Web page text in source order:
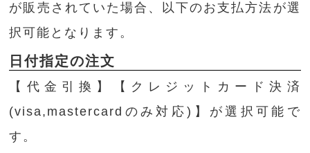
が販売されていた場合、以下のお支払方法が選
択可能となります。
日付指定の注文
【代金引換】【クレジットカード決済
(visa,mastercardのみ対応)】が選択可能で
す。